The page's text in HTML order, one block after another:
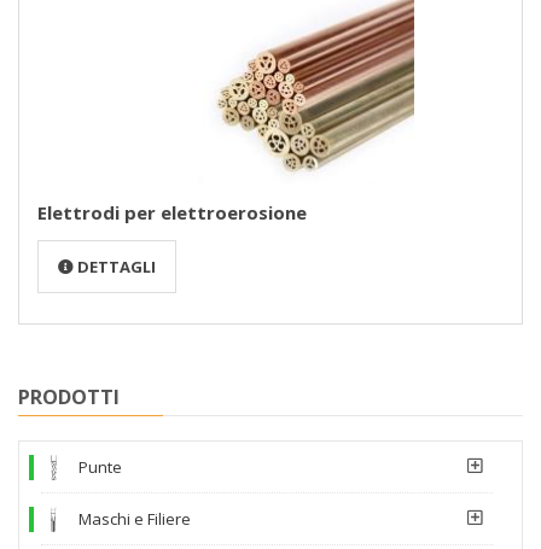
Elettrodi per elettroerosione
DETTAGLI
PRODOTTI
Punte
Maschi e Filiere